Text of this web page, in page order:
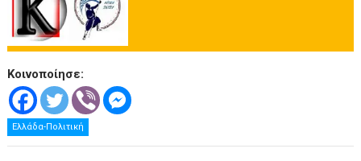
Κοινοποίησε:
Ελλάδα-Πολιτική